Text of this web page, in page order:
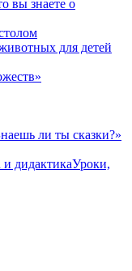
вы знаете о
для детей
ли ты сказки?»
дидактикаУроки,